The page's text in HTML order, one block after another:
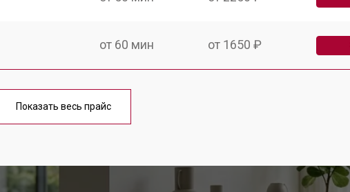
от 60 мин от 1650 ₽
от 50 мин
Показать весь прайс